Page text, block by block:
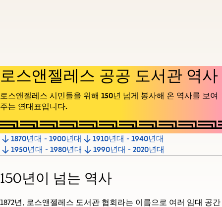
로스앤젤레스 공공 도서관 역사
로스앤젤레스 시민들을 위해 150년 넘게 봉사해 온 역사를 보여
주는 연대표입니다.
Jump
to
section
1870년대 - 1900년대
1910년대 - 1940년대
1950년대 - 1980년대
1990년대 - 2020년대
150년이 넘는 역사
1872년, 로스앤젤레스 도서관 협회라는 이름으로 여러 임대 공간